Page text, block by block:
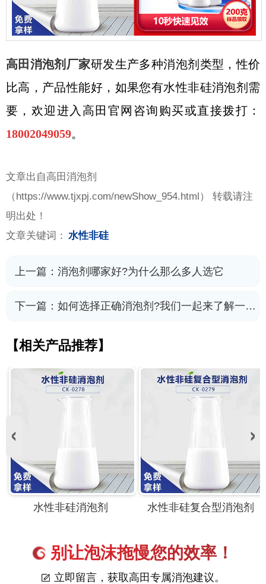
高田消泡剂厂家研发生产多种消泡剂类型，性价
比高，产品性能好，如果您有水性非硅消泡剂需
要，欢迎进入高田官网咨询购买或直接拨打：
18002049059。
文章出自高田消泡剂
（ https://www.tjxpj.com/newShow_954.html） 转载请注
明出处！
文章关键词： 水性非硅
上一篇：消泡剂哪家好?为什么那么多人选它
下一篇：如何选择正确消泡剂?我们一起来了解一下吧
【相关产品推荐】
水性非硅消泡剂 水性非硅复合型消泡剂
别让泡沫拖慢您的效率！
立即留言，获取高田专属消泡建议。